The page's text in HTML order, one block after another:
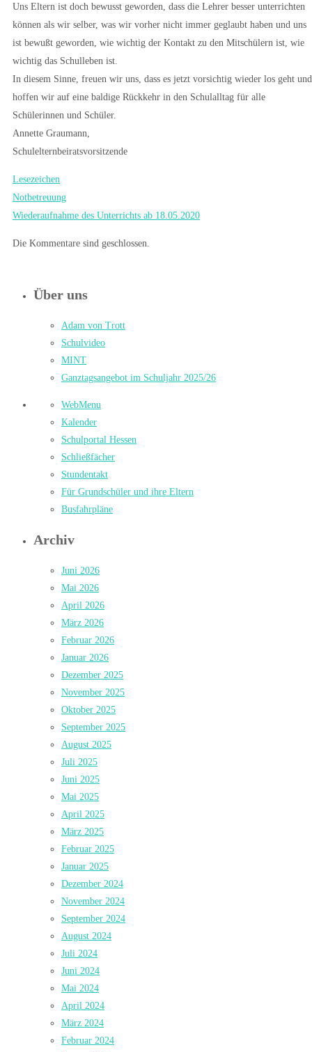
Uns Eltern ist doch bewusst geworden, dass die Lehrer besser unterrichten
können als wir selber, was wir vorher nicht immer geglaubt haben und uns
ist bewußt geworden, wie wichtig der Kontakt zu den Mitschülern ist, wie
wichtig das Schulleben ist.
In diesem Sinne, freuen wir uns, dass es jetzt vorsichtig wieder los geht und
hoffen wir auf eine baldige Rückkehr in den Schulalltag für alle
Schülerinnen und Schüler.
Annette Graumann,
Schulelternbeiratsvorsitzende
Lesezeichen
Notbetreuung
Wiederaufnahme des Unterrichts ab 18.05.2020
Die Kommentare sind geschlossen.
Über uns
Adam von Trott
Schulvideo
MINT
Ganztagsangebot im Schuljahr 2025/26
WebMenu
Kalender
Schulportal Hessen
Schließfächer
Stundentakt
Für Grundschüler und ihre Eltern
Busfahrpläne
Archiv
Juni 2026
Mai 2026
April 2026
März 2026
Februar 2026
Januar 2026
Dezember 2025
November 2025
Oktober 2025
September 2025
August 2025
Juli 2025
Juni 2025
Mai 2025
April 2025
März 2025
Februar 2025
Januar 2025
Dezember 2024
November 2024
September 2024
August 2024
Juli 2024
Juni 2024
Mai 2024
April 2024
März 2024
Februar 2024